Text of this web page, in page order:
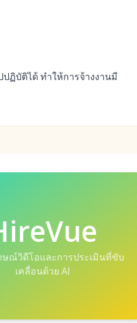
ฏิบัติได้ ทำให้การจ้างงานมี
ณ์วิดีโอและการประเมินที่ขับ
เคลื่อนด้วย AI